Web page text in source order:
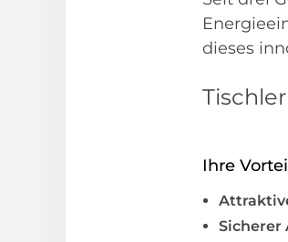
dieses
Ihre
Sicherer